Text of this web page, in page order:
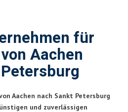
für
Aachen
Aachen nach Sankt Petersburg
und zuverlässigen